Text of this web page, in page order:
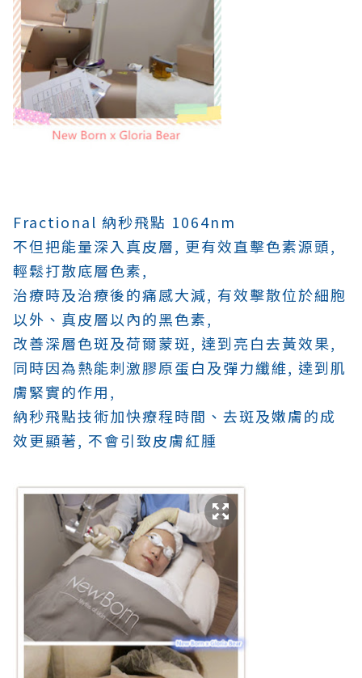
Fractional 納秒飛點 1064nm
不但把能量深入真皮層, 更有效直擊色素源頭,
輕鬆打散底層色素,
治療時及治療後的痛感大減, 有效擊散位於細胞
以外、真皮層以內的黑色素,
改善深層色斑及荷爾蒙斑, 達到亮白去黃效果,
同時因為熱能刺激膠原蛋白及彈力纖維, 達到肌
膚緊實的作用,
納秒飛點技術加快療程時間、去斑及嫩膚的成
效更顯著, 不會引致皮膚紅腫